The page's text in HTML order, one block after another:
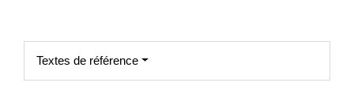
Textes de référence